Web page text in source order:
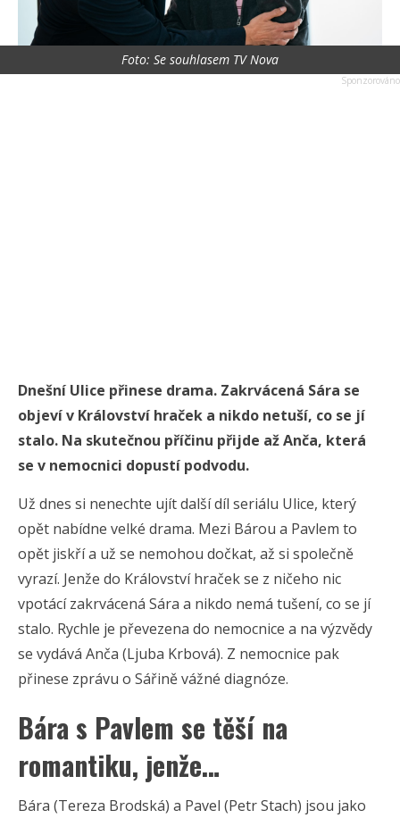
Foto: Se souhlasem TV Nova
Dnešní Ulice přinese drama. Zakrvácená Sára se
objeví v Království hraček a nikdo netuší, co se jí
stalo. Na skutečnou příčinu přijde až Anča, která
se v nemocnici dopustí podvodu.
Už dnes si nenechte ujít další díl seriálu Ulice, který
opět nabídne velké drama. Mezi Bárou a Pavlem to
opět jiskří a už se nemohou dočkat, až si společně
vyrazí. Jenže do Království hraček se z ničeho nic
vpotácí zakrvácená Sára a nikdo nemá tušení, co se jí
stalo. Rychle je převezena do nemocnice a na výzvědy
se vydává Anča (Ljuba Krbová). Z nemocnice pak
přinese zprávu o Sářině vážné diagnóze.
Bára s Pavlem se těší na
romantiku, jenže…
Bára (Tereza Brodská) a Pavel (Petr Stach) jsou jako